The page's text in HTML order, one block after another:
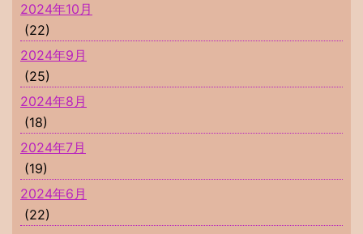
2024年10月
(22)
2024年9月
(25)
2024年8月
(18)
2024年7月
(19)
2024年6月
(22)